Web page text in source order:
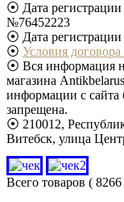
⦿ Дата регистрации
№76452223
⦿ Дата
⦿ Условия
⦿ Вся информация
магазина
информации с сайта
запрещена.
⦿ 210012,
Витебск, улица
Всего товаров ( 8266